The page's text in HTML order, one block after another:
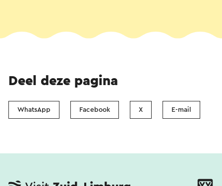
Deel deze pagina
WhatsApp Facebook X E-mail